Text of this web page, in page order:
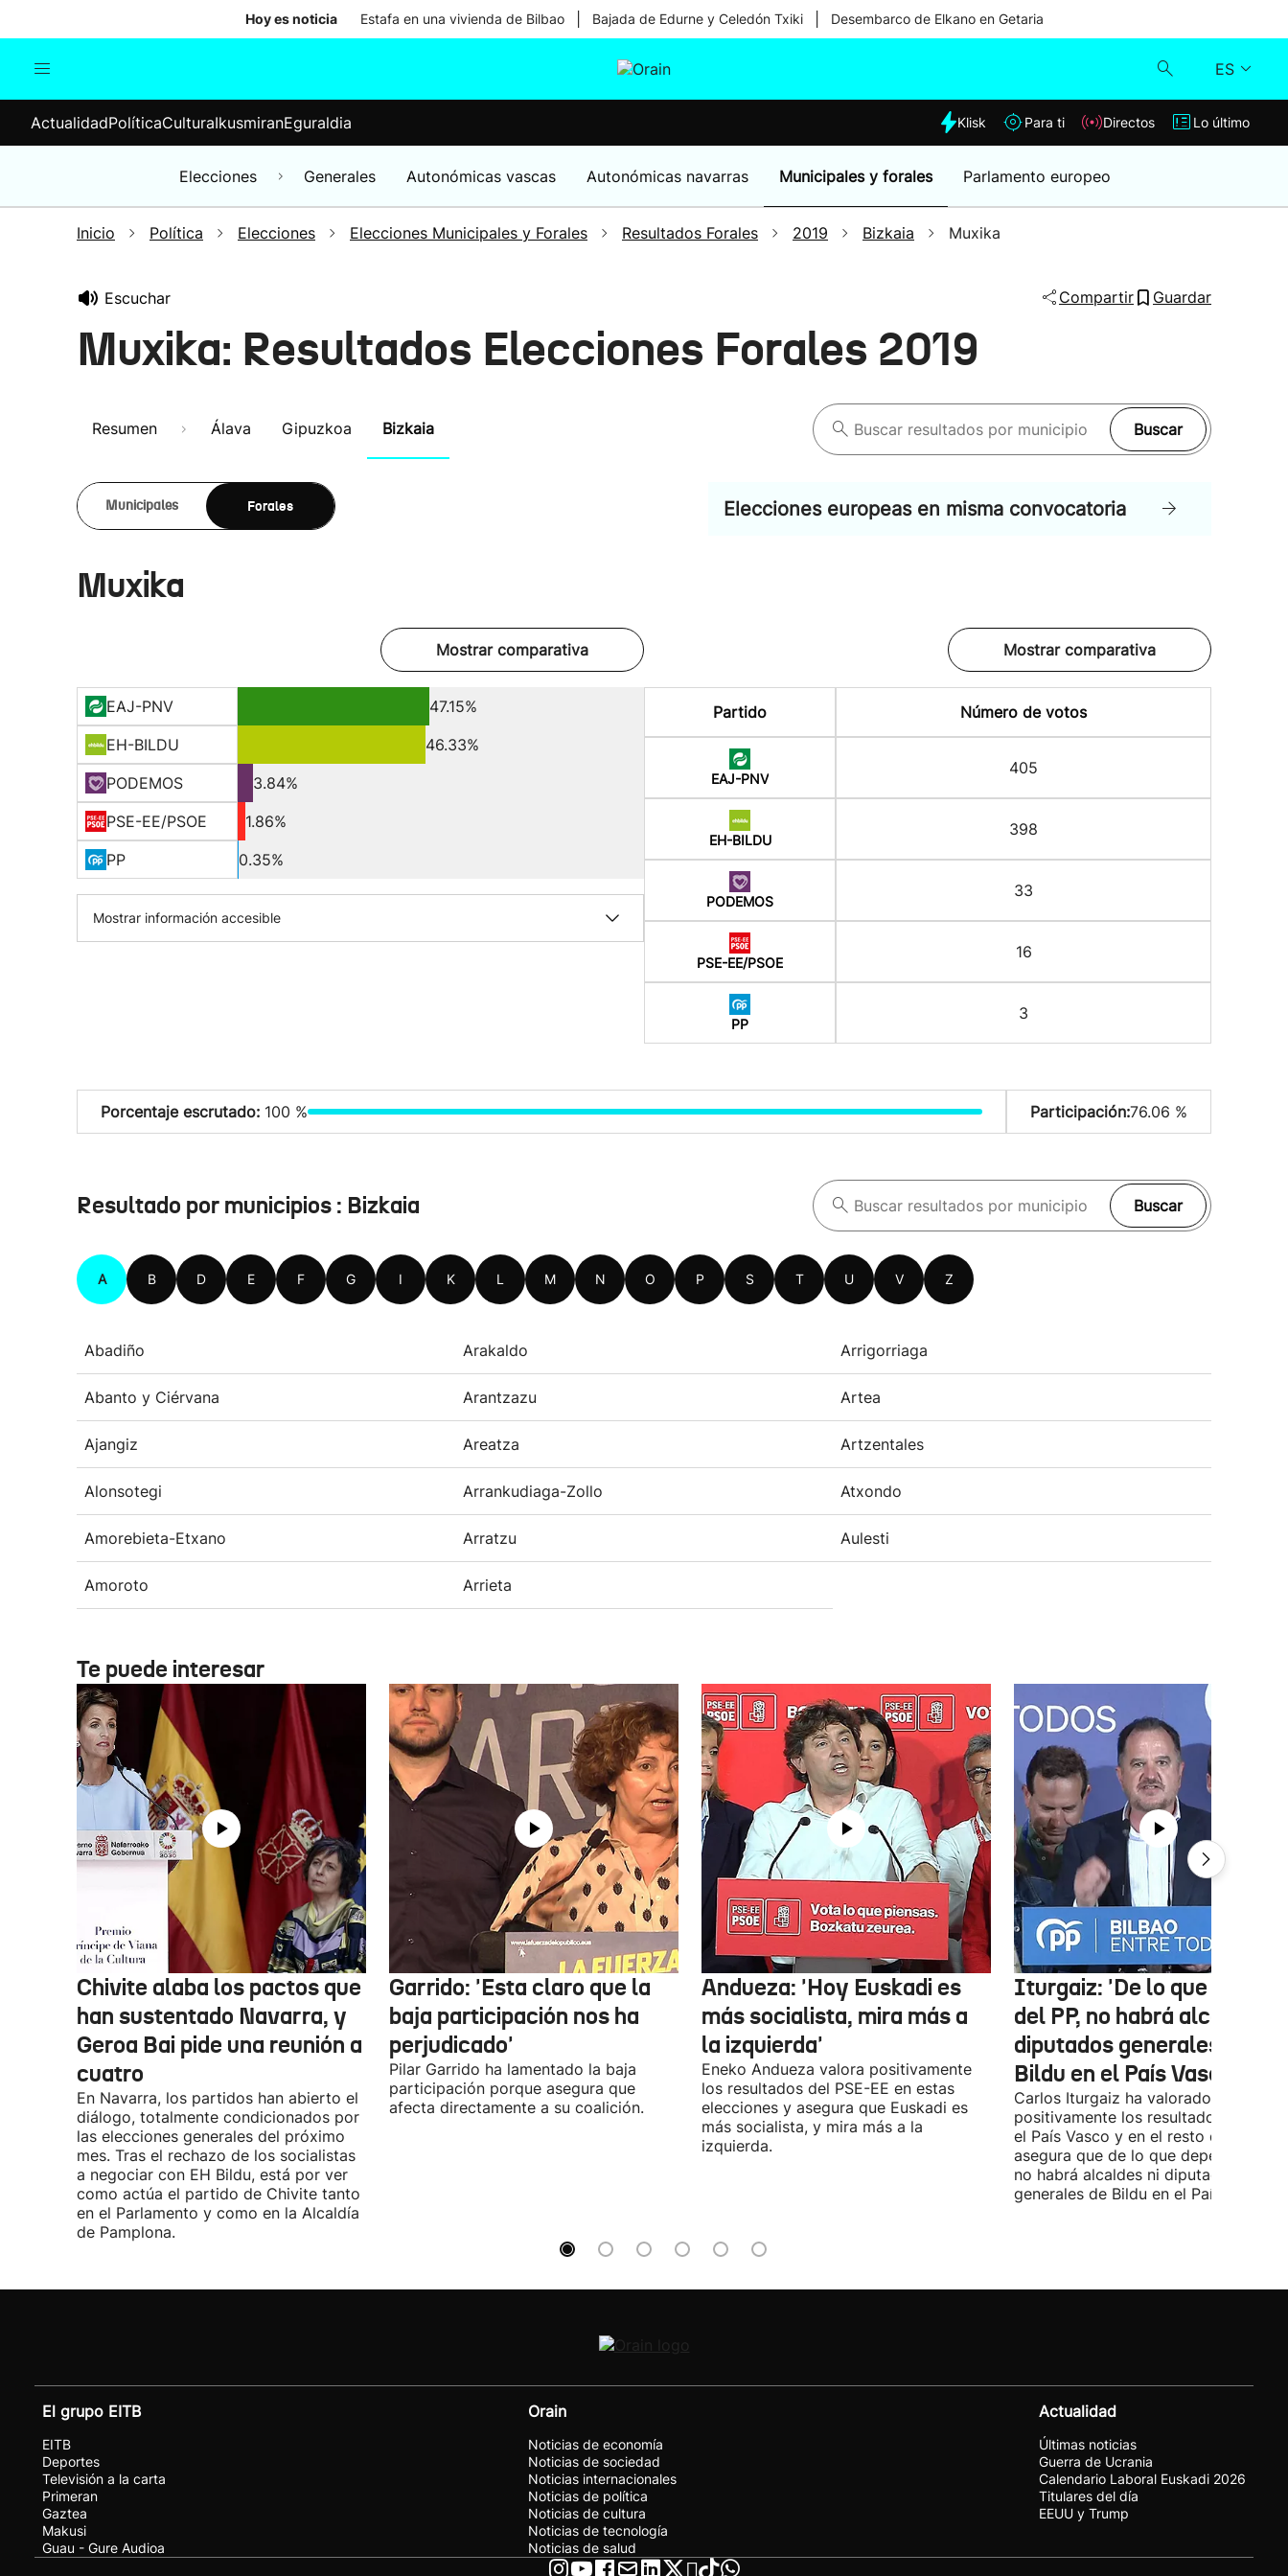
Hoy es noticia Estafa en una vivienda de Bilbao Bajada de Edurne y Celedón Txiki Desembarco de Elkano en Getaria
ES
Elecciones
Klisk
Lo último
ActualidadPolíticaCulturaIkusmiranEguraldia Klisk Para ti Directos Lo último
Elecciones Generales Autonómicas vascas Autonómicas navarras Municipales y forales Parlamento europeo
Inicio Política Elecciones Elecciones Municipales y Forales Resultados Forales 2019 Bizkaia Muxika
Escuchar Compartir Guardar
Muxika: Resultados Elecciones Forales 2019
Resumen Álava Gipuzkoa Bizkaia Buscar
Municipales Forales Elecciones europeas en misma convocatoria
Muxika
Mostrar comparativa
EAJ-PNV
47.15%
EH-BILDU
46.33%
PODEMOS
3.84%
PSE-EE/PSOE
1.86%
PP
0.35%
Mostrar información accesible
Mostrar comparativa
Partido Número de votos
EAJ-PNV
405
EH-BILDU
398
PODEMOS
33
PSE-EE/PSOE
16
PP
3
Porcentaje escrutado: 100 % Participación:76.06 %
Resultado por municipios : Bizkaia Buscar
A B D E F G I K L M N O P S T U V Z
Abadiño Arakaldo Arrigorriaga
Abanto y Ciérvana Arantzazu Artea
Ajangiz Areatza Artzentales
Alonsotegi Arrankudiaga-Zollo Atxondo
Amorebieta-Etxano Arratzu Aulesti
Amoroto Arrieta
Te puede interesar
Chivite alaba los pactos que
han sustentado Navarra, y
Geroa Bai pide una reunión a
cuatro
En Navarra, los partidos han abierto el
diálogo, totalmente condicionados por
las elecciones generales del próximo
mes. Tras el rechazo de los socialistas
a negociar con EH Bildu, está por ver
como actúa el partido de Chivite tanto
en el Parlamento y como en la Alcaldía
de Pamplona.
Garrido: 'Esta claro que la
baja participación nos ha
perjudicado'
Pilar Garrido ha lamentado la baja
participación porque asegura que
afecta directamente a su coalición.
Andueza: 'Hoy Euskadi es
más socialista, mira más a
la izquierda'
Eneko Andueza valora positivamente
los resultados del PSE-EE en estas
elecciones y asegura que Euskadi es
más socialista, y mira más a la
izquierda.
Iturgaiz: 'De lo que
del PP, no habrá alcaldes ni
diputados generales de
Bildu en el País Vasco'
Carlos Iturgaiz ha valorado
positivamente los resultados del PP
el País Vasco y en el resto de
asegura que de lo que dependa del
no habrá alcaldes ni diputados
generales de Bildu en el País Vasco.
El grupo EITB
EITB
Deportes
Televisión a la carta
Primeran
Gaztea
Makusi
Guau - Gure Audioa
Orain
Noticias de economía
Noticias de sociedad
Noticias internacionales
Noticias de política
Noticias de cultura
Noticias de tecnología
Noticias de salud
Actualidad
Últimas noticias
Guerra de Ucrania
Calendario Laboral Euskadi 2026
Titulares del día
EEUU y Trump